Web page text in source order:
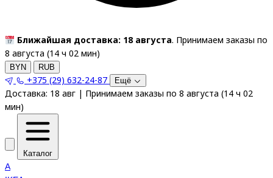
Ближайшая доставка: 18 августа. Принимаем заказы по
8 августа (14 ч 02 мин)
BYN RUB
+375 (29) 632-24-87 Ещё
Доставка: 18 авг | Принимаем заказы по 8 августа (14 ч 02
мин)
Каталог
A